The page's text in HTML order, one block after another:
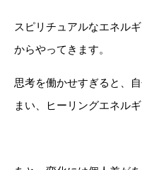
スピリチュアルなエネル
からやってきます。
思考を働かせすぎると、
まい、ヒーリングエネル